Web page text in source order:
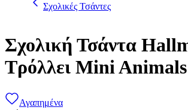
Σχολικές Τσάντες
Σχολική Τσάντα
Τρόλλει Mini Animals
Αγαπημένα